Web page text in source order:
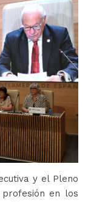
y el Pleno
en los